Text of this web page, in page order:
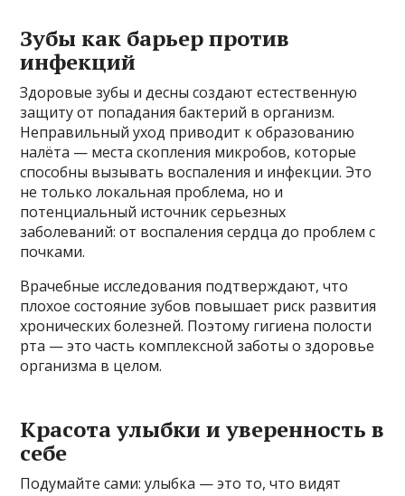
Зубы как барьер против
инфекций
Здоровые зубы и десны создают естественную
защиту от попадания бактерий в организм.
Неправильный уход приводит к образованию
налёта — места скопления микробов, которые
способны вызывать воспаления и инфекции. Это
не только локальная проблема, но и
потенциальный источник серьезных
заболеваний: от воспаления сердца до проблем с
почками.
Врачебные исследования подтверждают, что
плохое состояние зубов повышает риск развития
хронических болезней. Поэтому гигиена полости
рта — это часть комплексной заботы о здоровье
организма в целом.
Красота улыбки и уверенность в
себе
Подумайте сами: улыбка — это то, что видят